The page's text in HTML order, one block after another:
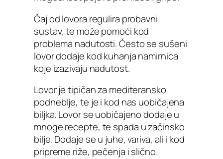
Čaj od lovora regulira probavni
sustav, te može pomoći kod
problema nadutosti. Često se sušeni
lovor dodaje kod kuhanja namirnica
koje izazivaju nadutost.
Lovor je tipičan za mediteransko
podneblje, te je i kod nas uobičajena
biljka. Lovor se uobičajeno dodaje u
mnoge recepte, te spada u začinsko
bilje. Dodaje se u juhe, variva, ali i kod
pripreme riže, pečenja i slično.